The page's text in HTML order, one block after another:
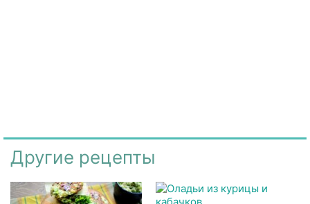
Другие рецепты